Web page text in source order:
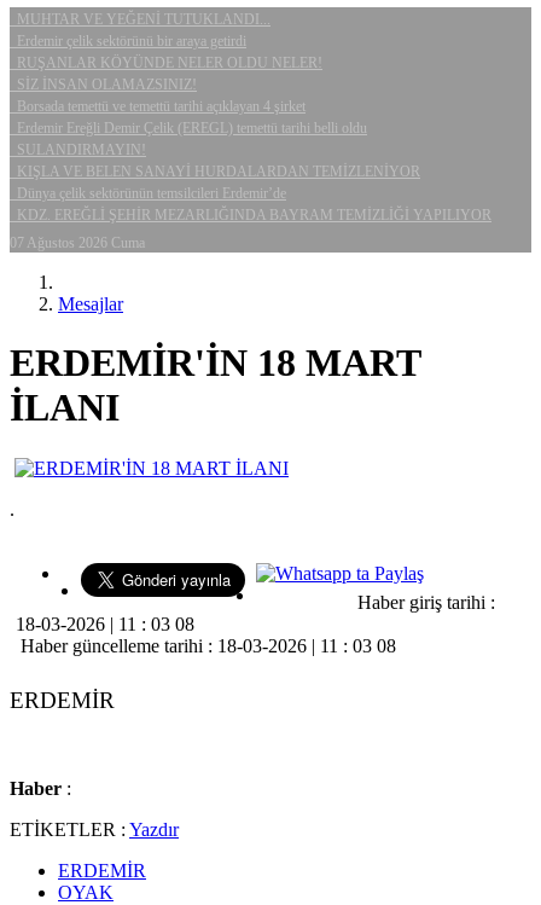
MUHTAR VE YEĞENİ TUTUKLANDI...
Erdemir çelik sektörünü bir araya getirdi
RUŞANLAR KÖYÜNDE NELER OLDU NELER!
SİZ İNSAN OLAMAZSINIZ!
Borsada temettü ve temettü tarihi açıklayan 4 şirket
Erdemir Ereğli Demir Çelik (EREGL) temettü tarihi belli oldu
SULANDIRMAYIN!
KIŞLA VE BELEN SANAYİ HURDALARDAN TEMİZLENİYOR
Dünya çelik sektörünün temsilcileri Erdemir’de
KDZ. EREĞLİ ŞEHİR MEZARLIĞINDA BAYRAM TEMİZLİĞİ YAPILIYOR
07 Ağustos 2026 Cuma
Mesajlar
ERDEMİR'İN 18 MART
İLANI
.
Haber giriş tarihi :
18-03-2026 | 11 : 03 08
Haber güncelleme tarihi : 18-03-2026 | 11 : 03 08
ERDEMİR
Haber :
ETİKETLER : Yazdır
ERDEMİR
OYAK